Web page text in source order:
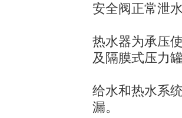
安全阀正常泄
热水器为承压
及隔膜式压力
给水和热水系
漏。